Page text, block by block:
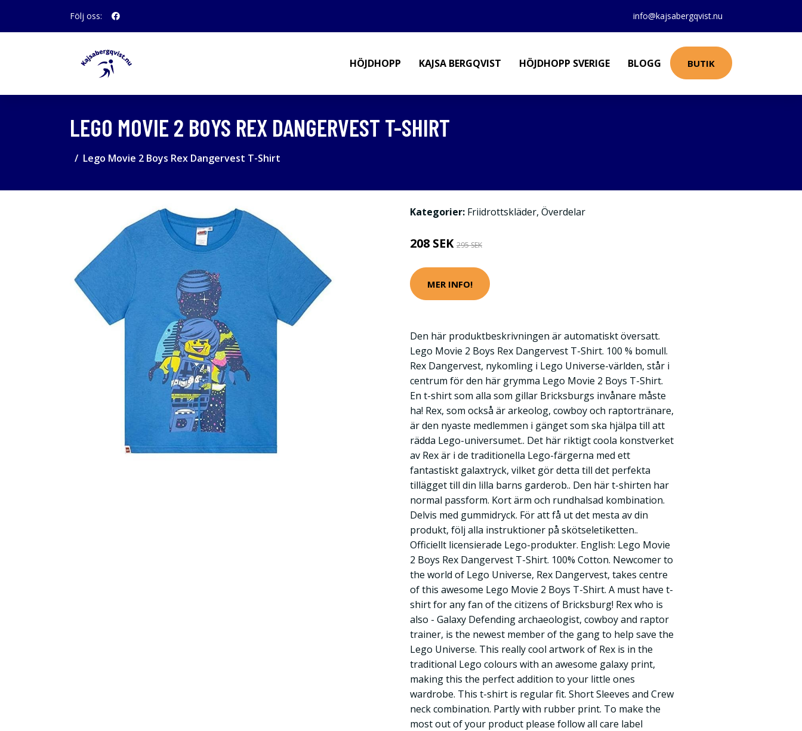
Följ oss: info@kajsabergqvist.nu
HÖJDHOPP KAJSA BERGQVIST HÖJDHOPP SVERIGE BLOGG BUTIK
LEGO MOVIE 2 BOYS REX DANGERVEST T-SHIRT
Lego Movie 2 Boys Rex Dangervest T-Shirt
Kategorier: Friidrottskläder, Överdelar
208 SEK 295 SEK
MER INFO!
Den här produktbeskrivningen är automatiskt översatt.
Lego Movie 2 Boys Rex Dangervest T-Shirt. 100 % bomull.
Rex Dangervest, nykomling i Lego Universe-världen, står i
centrum för den här grymma Lego Movie 2 Boys T-Shirt.
En t-shirt som alla som gillar Bricksburgs invånare måste
ha! Rex, som också är arkeolog, cowboy och raptortränare,
är den nyaste medlemmen i gänget som ska hjälpa till att
rädda Lego-universumet.. Det här riktigt coola konstverket
av Rex är i de traditionella Lego-färgerna med ett
fantastiskt galaxtryck, vilket gör detta till det perfekta
tillägget till din lilla barns garderob.. Den här t-shirten har
normal passform. Kort ärm och rundhalsad kombination.
Delvis med gummidryck. För att få ut det mesta av din
produkt, följ alla instruktioner på skötseletiketten..
Officiellt licensierade Lego-produkter. English: Lego Movie
2 Boys Rex Dangervest T-Shirt. 100% Cotton. Newcomer to
the world of Lego Universe, Rex Dangervest, takes centre
of this awesome Lego Movie 2 Boys T-Shirt. A must have t-
shirt for any fan of the citizens of Bricksburg! Rex who is
also - Galaxy Defending archaeologist, cowboy and raptor
trainer, is the newest member of the gang to help save the
Lego Universe. This really cool artwork of Rex is in the
traditional Lego colours with an awesome galaxy print,
making this the perfect addition to your little ones
wardrobe. This t-shirt is regular fit. Short Sleeves and Crew
neck combination. Partly with rubber print. To make the
most out of your product please follow all care label